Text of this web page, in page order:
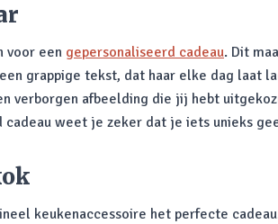
voor een gepersonaliseerd cadeau. Dit
grappige tekst, dat haar elke dag laat
verborgen afbeelding die jij hebt
weet je zeker dat je iets unieks
keukenaccessoire het perfecte